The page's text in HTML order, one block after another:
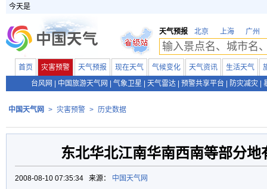
今天是
天气预报 北京 上海 广州
首页 灾害预警 天气预报 现在天气 气候变化 天气资讯 生活天气
台风网
中国旅游天气网 气象卫星 天气雷达 预警共享平台 防灾减灾
中国天气网 > 灾害预警 > 历史数据
东北华北江南华南西南等部分地
2008-08-10 07:35:34 来源： 中国天气网